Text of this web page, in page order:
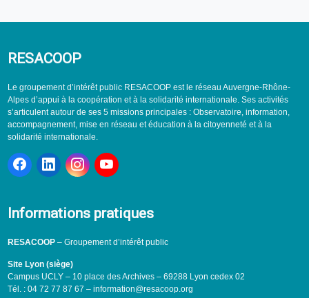
RESACOOP
Le groupement d’intérêt public RESACOOP est le réseau Auvergne-Rhône-
Alpes d’appui à la coopération et à la solidarité internationale. Ses activités
s’articulent autour de ses 5 missions principales : Observatoire, information,
accompagnement, mise en réseau et éducation à la citoyenneté et à la
solidarité internationale.
Informations pratiques
RESACOOP– Groupement d’intérêt public
Site Lyon (siège)
Campus UCLY – 10 place des Archives – 69288 Lyon cedex 02
Tél. : 04 72 77 87 67 – information@resacoop.org